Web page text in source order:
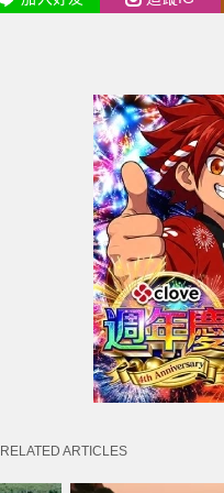
RELATED ARTICLES